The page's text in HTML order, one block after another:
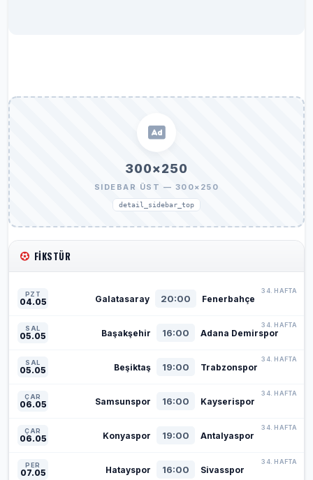
300×250
SIDEBAR ÜST — 300×250
detail_sidebar_top
FIKSTÜR
PZT
04.05 Galatasaray 20:00 Fenerbahçe
34. HAFTA
SAL
05.05 Başakşehir 16:00 Adana Demirspor
34. HAFTA
SAL
05.05 Beşiktaş 19:00 Trabzonspor
34. HAFTA
ÇAR
06.05 Samsunspor 16:00 Kayserispor
34. HAFTA
ÇAR
06.05 Konyaspor 19:00 Antalyaspor
34. HAFTA
PER
07.05 Hatayspor 16:00 Sivasspor
34. HAFTA